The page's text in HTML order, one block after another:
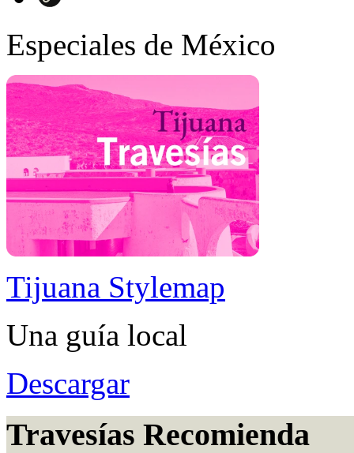
Especiales de México
Tijuana Stylemap
Una guía local
Descargar
Travesías Recomienda